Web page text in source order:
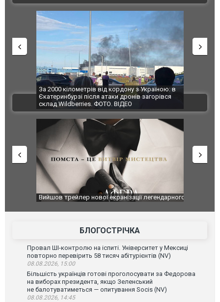
За 2000 кілометрів від кордону з Україною: в
Єкатеринбурзі після атаки дронів загорівся
склад Wildberries. ФОТО. ВІДЕО
"Мої
ВІДЕО
Вийшов трейлер нової екранізації легендарного
БЛОГОСТРІЧКА
Провал ШІ-контролю на іспиті. Університет у Мексиці
повторно перевірить 58 тисяч абітурієнтів (NV)
08.08.2026, 15:00
Більшість українців готові проголосувати за Федорова
на виборах президента, якщо Зеленський
не балотуватиметься — опитування Socis (NV)
08.08.2026, 14:45